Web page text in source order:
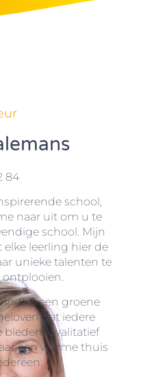
84
school,
naar uit om u te
school. Mijn
elke leerling hier de
unieke talenten te
u een groene
dat iedere
bieden kwalitatief
een warme thuis